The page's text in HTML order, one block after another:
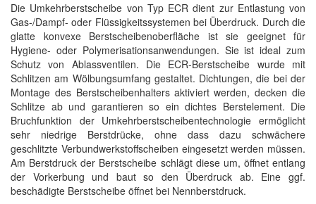
Die Umkehrberstscheibe von Typ ECR dient zur Entlastung von
Gas-/Dampf- oder Flüssigkeitssystemen bei Überdruck. Durch die
glatte konvexe Berstscheibenoberfläche ist sie geeignet für
Hygiene- oder Polymerisationsanwendungen. Sie ist ideal zum
Schutz von Ablassventilen. Die ECR-Berstscheibe wurde mit
Schlitzen am Wölbungsumfang gestaltet. Dichtungen, die bei der
Montage des Berstscheibenhalters aktiviert werden, decken die
Schlitze ab und garantieren so ein dichtes Berstelement. Die
Bruchfunktion der Umkehrberstscheibentechnologie ermöglicht
sehr niedrige Berstdrücke, ohne dass dazu schwächere
geschlitzte Verbundwerkstoffscheiben eingesetzt werden müssen.
Am Berstdruck der Berstscheibe schlägt diese um, öffnet entlang
der Vorkerbung und baut so den Überdruck ab. Eine ggf.
beschädigte Berstscheibe öffnet bei Nennberstdruck.